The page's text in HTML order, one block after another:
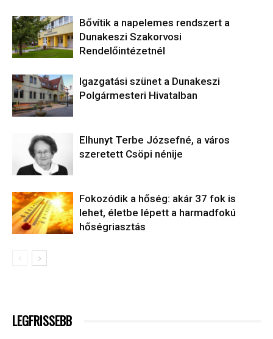
Bővítik a napelemes rendszert a
Dunakeszi Szakorvosi
Rendelőintézetnél
Igazgatási szünet a Dunakeszi
Polgármesteri Hivatalban
Elhunyt Terbe Józsefné, a város
szeretett Csöpi nénije
Fokozódik a hőség: akár 37 fok is
lehet, életbe lépett a harmadfokú
hőségriasztás
LEGFRISSEBB